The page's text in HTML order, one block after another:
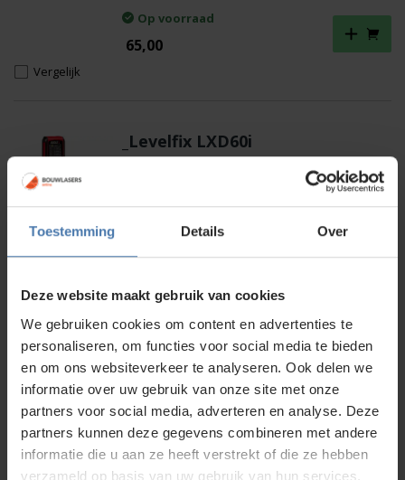
Toestemming Details Over
Deze website maakt gebruik van cookies
We gebruiken cookies om content en advertenties te
personaliseren, om functies voor social media te bieden
en om ons websiteverkeer te analyseren. Ook delen we
informatie over uw gebruik van onze site met onze
partners voor social media, adverteren en analyse. Deze
partners kunnen deze gegevens combineren met andere
informatie die u aan ze heeft verstrekt of die ze hebben
verzameld op basis van uw gebruik van hun services.
Op voorraad
65,00
Vergelijk
_Levelfix LXD60i
Nauwkeurigheid ± 2 mm | Bereik 0,05 tot 60m |
Op voorraad
_Levelfix SCD120
Op voorraad
115,00
Vergelijk